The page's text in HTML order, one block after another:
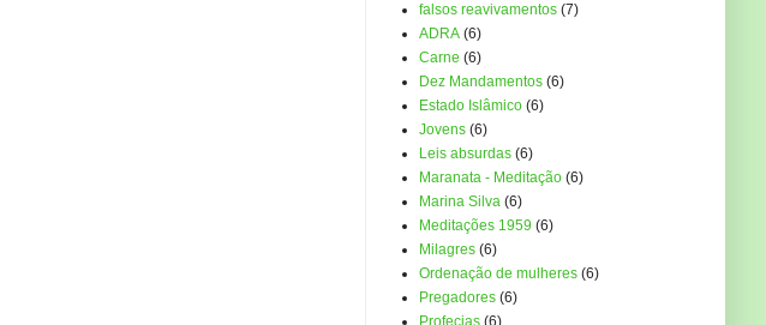
falsos reavivamentos (7)
ADRA (6)
Carne (6)
Dez Mandamentos (6)
Estado Islâmico (6)
Jovens (6)
Leis absurdas (6)
Maranata - Meditação (6)
Marina Silva (6)
Meditações 1959 (6)
Milagres (6)
Ordenação de mulheres (6)
Pregadores (6)